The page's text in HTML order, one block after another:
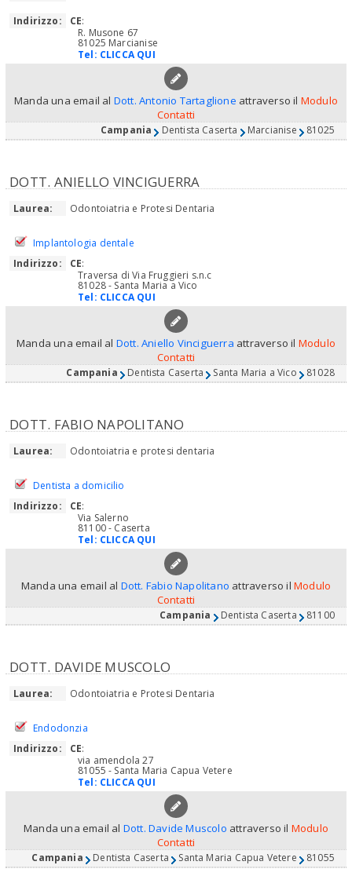
Indirizzo:
CE:
R. Musone 67
81025 Marcianise
Tel: CLICCA QUI
Manda una email al Dott. Antonio Tartaglione attraverso il Modulo
Contatti
Campania Dentista Caserta Marcianise 81025
DOTT. ANIELLO VINCIGUERRA
Laurea: Odontoiatria e Protesi Dentaria
Implantologia dentale
Indirizzo:
CE:
Traversa di Via Fruggieri s.n.c
81028 - Santa Maria a Vico
Tel: CLICCA QUI
Manda una email al Dott. Aniello Vinciguerra attraverso il Modulo
Contatti
Campania Dentista Caserta Santa Maria a Vico 81028
DOTT. FABIO NAPOLITANO
Laurea: Odontoiatria e protesi dentaria
Dentista a domicilio
Indirizzo:
CE:
Via Salerno
81100 - Caserta
Tel: CLICCA QUI
Manda una email al Dott. Fabio Napolitano attraverso il Modulo
Contatti
Campania Dentista Caserta 81100
DOTT. DAVIDE MUSCOLO
Laurea: Odontoiatria e Protesi Dentaria
Endodonzia
Indirizzo:
CE:
via amendola 27
81055 - Santa Maria Capua Vetere
Tel: CLICCA QUI
Manda una email al Dott. Davide Muscolo attraverso il Modulo
Contatti
Campania Dentista Caserta Santa Maria Capua Vetere 81055